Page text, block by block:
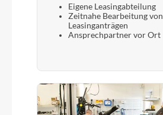
Eigene Leasingabteilung
Zeitnahe Bearbeitung von
Leasinganträgen
Ansprechpartner vor Ort